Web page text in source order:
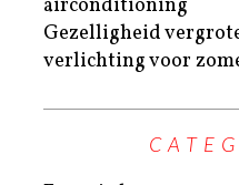
airconditioning
Gezelligheid
verlichting voor